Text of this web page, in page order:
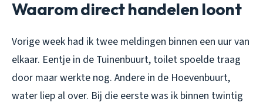
Waarom direct handelen loont
Vorige week had ik twee meldingen binnen een uur van
elkaar. Eentje in de Tuinenbuurt, toilet spoelde traag
door maar werkte nog. Andere in de Hoevenbuurt,
water liep al over. Bij die eerste was ik binnen twintig